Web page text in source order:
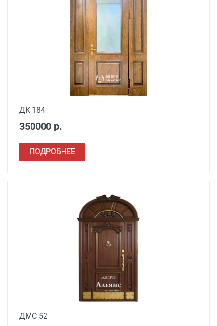
Свыше 20 км от МКАД 45 руб./км
Подъем до квартиры 200 руб./этаж
Цена, руб.
Установка входной
двери в готовый проем
от 3500
Демонтаж старой
от 600
Демонтаж старой
металлической двери
от 1000
ДК 184
350000 р.
ПОДРОБНЕЕ
ДМС 52